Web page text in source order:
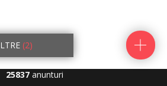
(2)
25837anunturi